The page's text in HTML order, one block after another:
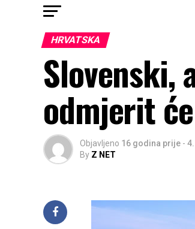
HRVATSKA
odmjerit
Objavljeno 16 godina prije -
By Z NET